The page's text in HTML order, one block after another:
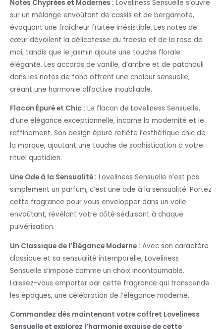
Notes Chyprées et Modernes : Loveliness Sensuelle s’ouvre
sur un mélange envoûtant de cassis et de bergamote,
évoquant une fraîcheur fruitée irrésistible. Les notes de
cœur dévoilent la délicatesse du freesia et de la rose de
mai, tandis que le jasmin ajoute une touche florale
élégante. Les accords de vanille, d’ambre et de patchouli
dans les notes de fond offrent une chaleur sensuelle,
créant une harmonie olfactive inoubliable.
Flacon Épuré et Chic : Le flacon de Loveliness Sensuelle,
d’une élégance exceptionnelle, incarne la modernité et le
raffinement. Son design épuré reflète l’esthétique chic de
la marque, ajoutant une touche de sophistication à votre
rituel quotidien.
Une Ode à la Sensualité : Loveliness Sensuelle n’est pas
simplement un parfum, c’est une ode à la sensualité. Portez
cette fragrance pour vous envelopper dans un voile
envoûtant, révélant votre côté séduisant à chaque
pulvérisation.
Un Classique de l’Élégance Moderne : Avec son caractère
classique et sa sensualité intemporelle, Loveliness
Sensuelle s’impose comme un choix incontournable.
Laissez-vous emporter par cette fragrance qui transcende
les époques, une célébration de l’élégance moderne.
Commandez dès maintenant votre coffret Loveliness
Sensuelle et explorez l’harmonie exquise de cette